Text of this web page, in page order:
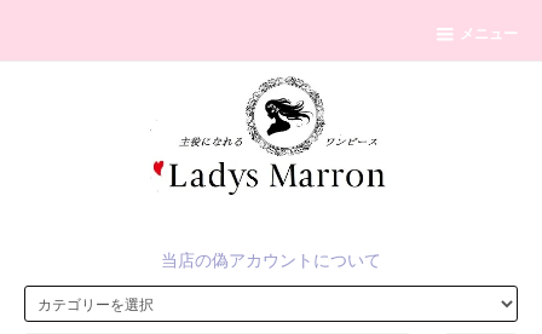
メニュー
当店の偽アカウントについて